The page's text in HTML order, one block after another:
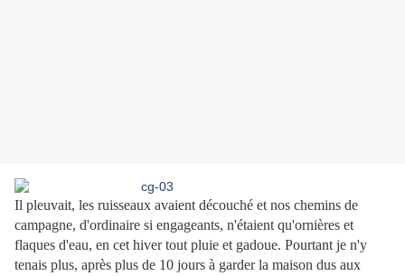
Il pleuvait, les ruisseaux avaient découché et nos chemins de
campagne, d'ordinaire si engageants, n'étaient qu'ornières et
flaques d'eau, en cet hiver tout pluie et gadoue. Pourtant je n'y
tenais plus, après plus de 10 jours à garder la maison dus aux